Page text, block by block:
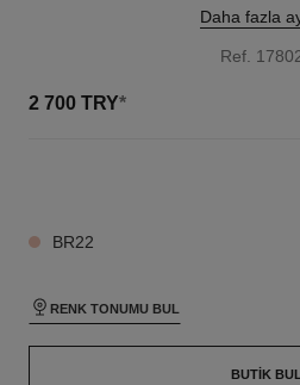
Daha fazla
Ref.
2 700 TRY*
BR22
RENK TONUMU BUL
BUTIK BUL